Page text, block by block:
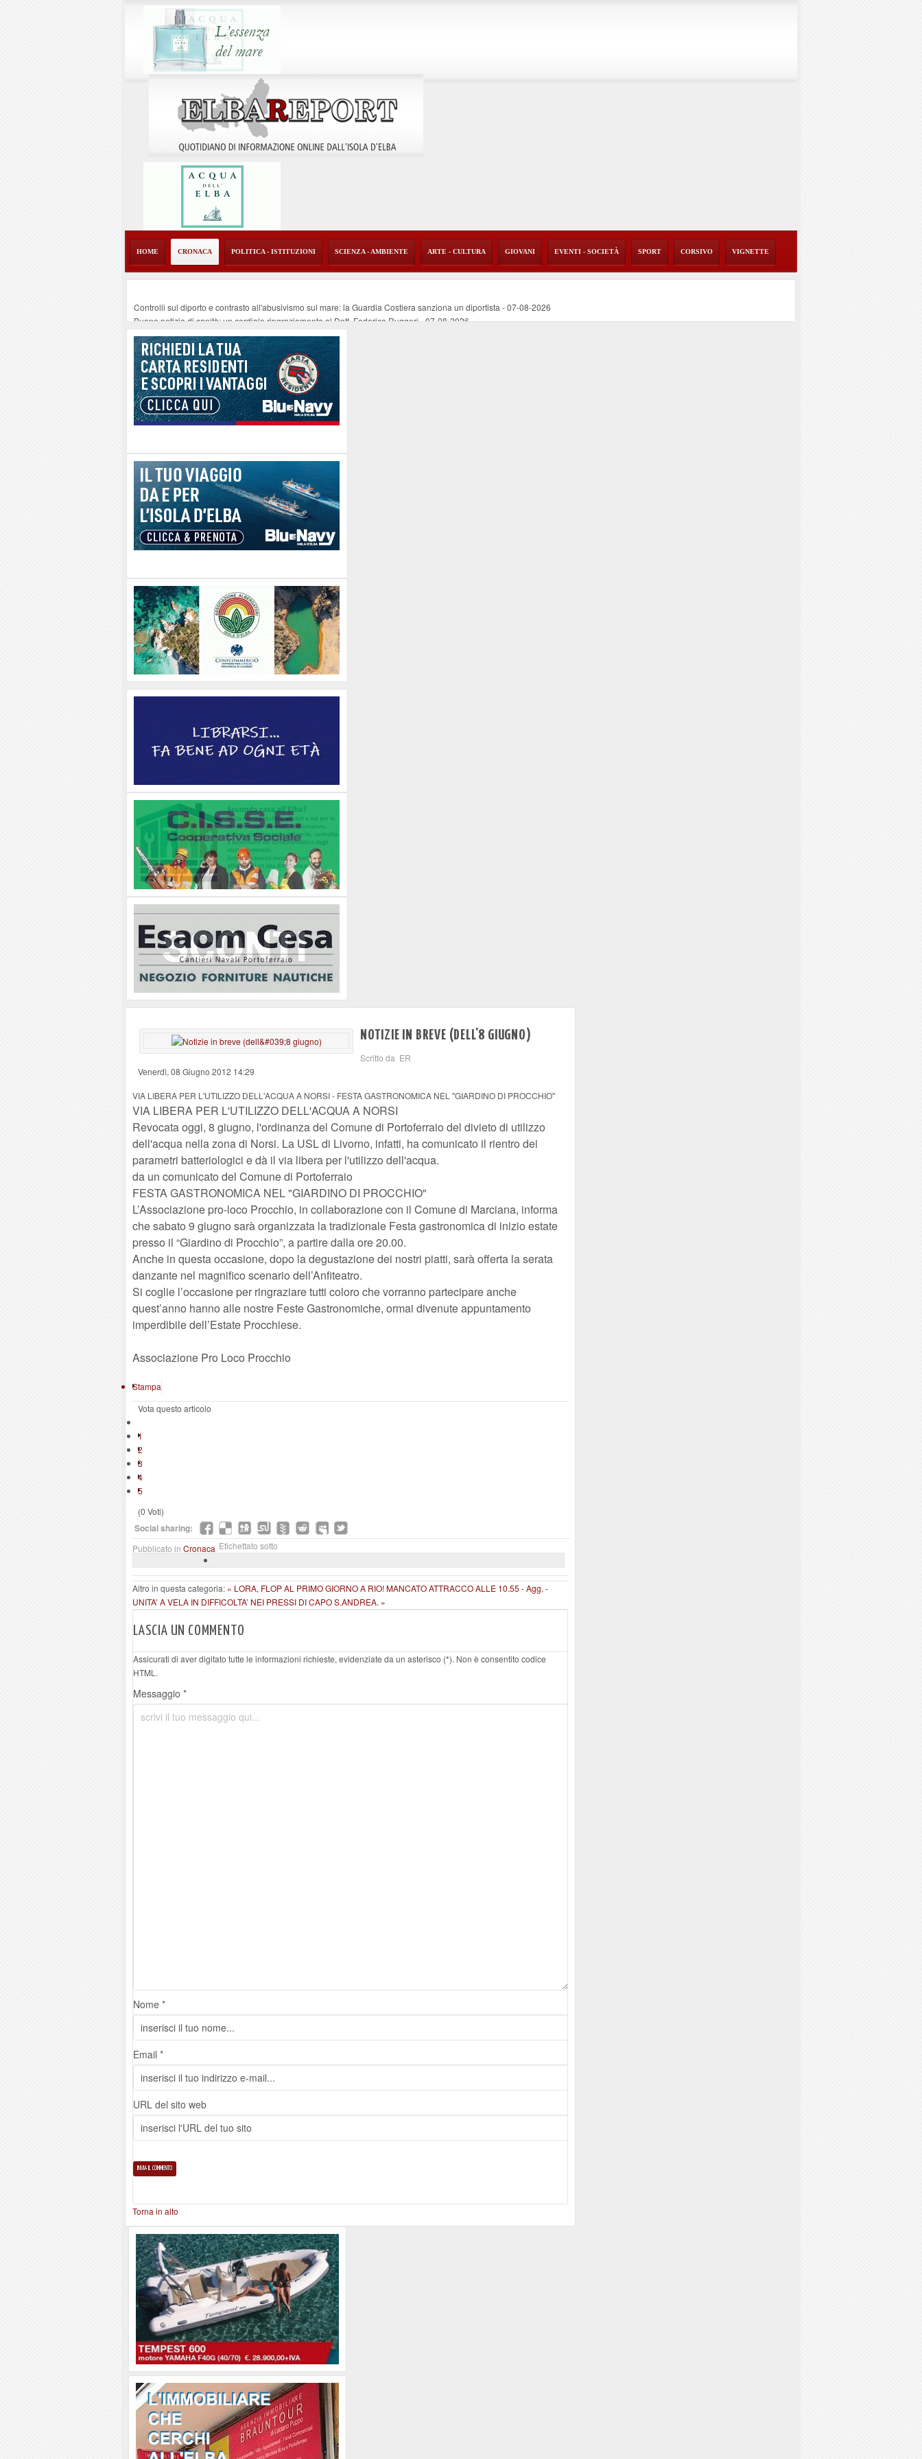
HOME CRONACA POLITICA - ISTITUZIONI SCIENZA - AMBIENTE ARTE - CULTURA GIOVANI EVENTI - SOCIETÀ SPORT CORSIVO VIGNETTE
Controlli sul diporto e contrasto all'abusivismo sul mare: la Guardia Costiera sanziona un diportista -07-08-2026
Buone notizie di sanità: un cordiale ringraziamento al Dott. Federico Ruggeri-07-08-2026
Altiero Spinelli e Ursula Hirschmann all'Elba: riaffiora una testimonianza del 1966
Capoliveri, potenziata la pulizia dei bordi stradali-07-08-2026
Marina di Campo tra i porti interessati dal nuovo piano dell'Autorità portuale regionale
NOTIZIE IN BREVE (DELL'8 GIUGNO)
Scritto da ER
Venerdì, 08 Giugno 2012 14:29
VIA LIBERA PER L'UTILIZZO DELL'ACQUA A NORSI - FESTA GASTRONOMICA NEL "GIARDINO DI PROCCHIO"
VIA LIBERA PER L'UTILIZZO DELL'ACQUA A NORSI
Revocata oggi, 8 giugno, l'ordinanza del Comune di Portoferraio del divieto di utilizzo
dell'acqua nella zona di Norsi. La USL di Livorno, infatti, ha comunicato il rientro dei
parametri batteriologici e dà il via libera per l'utilizzo dell'acqua.
da un comunicato del Comune di Portoferraio
FESTA GASTRONOMICA NEL "GIARDINO DI PROCCHIO"
L’Associazione pro-loco Procchio, in collaborazione con il Comune di Marciana, informa
che sabato 9 giugno sarà organizzata la tradizionale Festa gastronomica di inizio estate
presso il “Giardino di Procchio”, a partire dalla ore 20.00.
Anche in questa occasione, dopo la degustazione dei nostri piatti, sarà offerta la serata
danzante nel magnifico scenario dell’Anfiteatro.
Si coglie l’occasione per ringraziare tutti coloro che vorranno partecipare anche
quest’anno hanno alle nostre Feste Gastronomiche, ormai divenute appuntamento
imperdibile dell’Estate Procchiese.
Associazione Pro Loco Procchio
Stampa
Vota questo articolo
1
2
3
4
5
(0 Voti)
Social sharing:
Pubblicato in Cronaca Etichettato sotto
Altro in questa categoria: « LORA, FLOP AL PRIMO GIORNO A RIO! MANCATO ATTRACCO ALLE 10.55 - Agg. -
UNITA’ A VELA IN DIFFICOLTA’ NEI PRESSI DI CAPO S.ANDREA. »
LASCIA UN COMMENTO
Assicurati di aver digitato tutte le informazioni richieste, evidenziate da un asterisco (*). Non è consentito codice
HTML.
Messaggio *
Nome *
Email *
URL del sito web
Torna in alto